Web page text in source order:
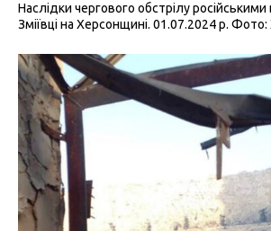
Наслідки чергового обстрілу російськими
Зміївці на Херсонщині. 01.07.2024 р.